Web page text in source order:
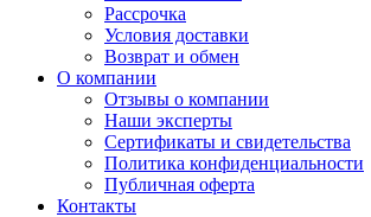
Рассрочка
Условия доставки
Возврат и обмен
О компании
Отзывы о компании
Наши эксперты
Сертификаты и свидетельства
Политика конфиденциальности
Публичная оферта
Контакты